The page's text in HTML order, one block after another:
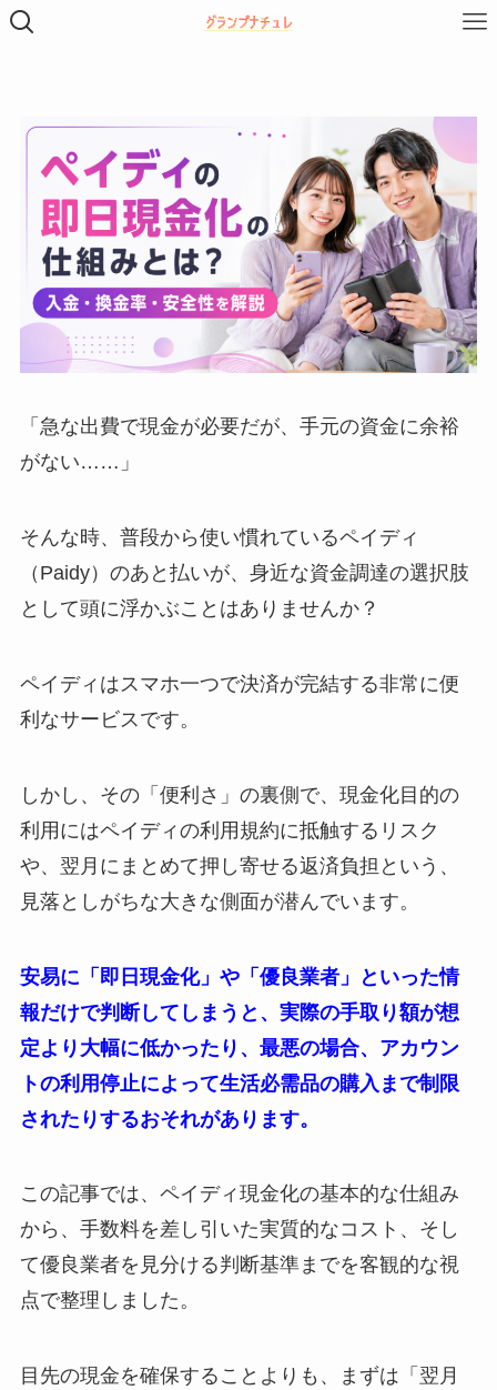
「急な出費で現金が必要だが、手元の資金に余裕
がない……」
そんな時、普段から使い慣れているペイディ
（Paidy）のあと払いが、身近な資金調達の選択肢
として頭に浮かぶことはありませんか？
ペイディはスマホ一つで決済が完結する非常に便
利なサービスです。
しかし、その「便利さ」の裏側で、現金化目的の
利用にはペイディの利用規約に抵触するリスク
や、翌月にまとめて押し寄せる返済負担という、
見落としがちな大きな側面が潜んでいます。
安易に「即日現金化」や「優良業者」といった情
報だけで判断してしまうと、実際の手取り額が想
定より大幅に低かったり、最悪の場合、アカウン
トの利用停止によって生活必需品の購入まで制限
されたりするおそれがあります。
この記事では、ペイディ現金化の基本的な仕組み
から、手数料を差し引いた実質的なコスト、そし
て優良業者を見分ける判断基準までを客観的な視
点で整理しました。
目先の現金を確保することよりも、まずは「翌月